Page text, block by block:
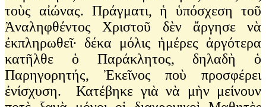
τοὺς αἰώνας. Πράγματι, ἡ ὑπόσχεση τοῦ
Ἀναληφθέντος Χριστοῦ δὲν ἄργησε νὰ
ἐκπληρωθεῖ∙ δέκα μόλις ἡμέρες ἀργότερα
κατῆλθε ὁ Παράκλητος, δηλαδὴ ὁ
Παρηγορητής, Ἐκεῖνος ποὺ προσφέρει
ἐνίσχυση. Κατέβηκε γιὰ νὰ μὴν μείνουν